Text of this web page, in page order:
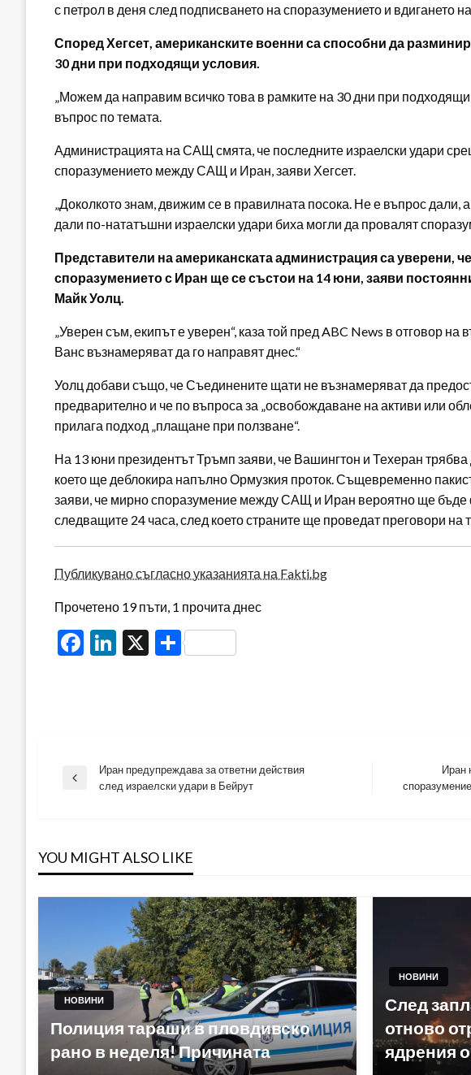
с петрол в деня след подписването на споразумението и вдигането
Според Хегсет, американските военни са способни да
30 дни при подходящи условия.
„Можем да направим всичко това в рамките на 30 дни при подходящи
въпрос по темата.
Администрацията на САЩ смята, че последните израелски удари
споразумението между САЩ и Иран, заяви Хегсет.
„Доколкото знам, движим се в правилната посока. Не е въпрос дали, а
дали по-нататъшни израелски удари биха могли да провалят
Представители на американската администрация са уверени,
споразумението с Иран ще се състои на 14 юни, заяви
Майк Уолц.
„Уверен съм, екипът е уверен“, каза той пред ABC News в отговор на
Ванс възнамеряват да го направят днес.“
Уолц добави също, че Съединените щати не възнамеряват да
предварително и че по въпроса за „освобождаване на активи или
прилага подход „плащане при ползване“.
На 13 юни президентът Тръмп заяви, че Вашингтон и Техеран
което ще деблокира напълно Ормузкия проток. Същевременно
заяви, че мирно споразумение между САЩ и Иран вероятно ще бъде
следващите 24 часа, след което страните ще проведат преговори на
Публикувано съгласно указанията на Fakti.bg
Прочетено 19 пъти, 1 прочита днес
Facebook
LinkedIn
X Share
Навигация
Previous
Иран предупреждава за ответни действия
след израелски удари в Бейрут
Next
Иран
YOU MIGHT ALSO LIKE
НОВИНИ
Полиция тараши в пловдивско
рано в неделя! Причината
НОВИНИ
След
отново
ядрения